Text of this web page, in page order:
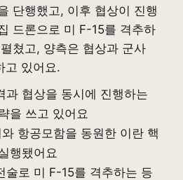
단행했고, 이후 협상이 진행
드론으로 미 F-15를 격추하
쳤고, 양측은 협상과 군사
고 있어요.
과 협상을 동시에 진행하는
을 쓰고 있어요
항공모함을 동원한 이란 핵
행됐어요
술로 미 F-15를 격추하는 등